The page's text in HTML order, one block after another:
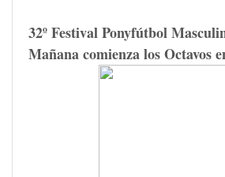
32º Festival Ponyfútbol
Mañana comienza los Octavos